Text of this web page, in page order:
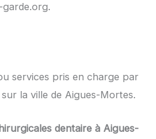
services pris en charge par
la ville de Aigues-Mortes.
dentaire à Aigues-